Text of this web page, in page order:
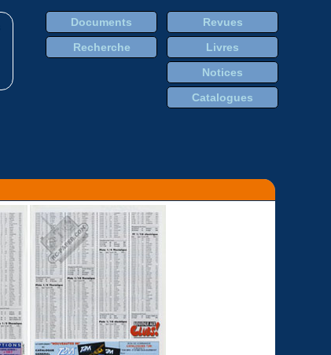
Documents
Recherche
Revues
Livres
Notices
Catalogues